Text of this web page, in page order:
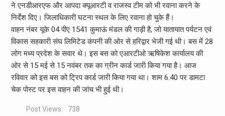
ने एनडीआरएफ और आपदा क्यूआरटी व राजस्व टीम को भी रवाना करने के
निर्देश दिए। जिलाधिकारी घटना स्थल के लिए रवाना हो चुके हैं।
वाहन नंबर यूके 04 पीए 1541 कुमाऊं मंडल की गाड़ी है, जो यातायात पर्यटन एवं
विकास सहकारी संघ लिमिटेड कंपनी की ओर से हरिद्वार भेजी गई थी। बस में 28
लोग मध्य प्रदेश के सवार थे। इस बस को एआरटीओ ऋषिकेश कार्यालय की
ओर से 15 मई से 15 नवंबर तक का ग्रीन कार्ड जारी किया गया है। आज
रविवार को इस बस को ट्रिप कार्ड जारी किया गया था। शाम 6.40 पर डामटा
चेक पोस्ट पर इस वाहन की जांच भी हुई थी।
Post Views: 738